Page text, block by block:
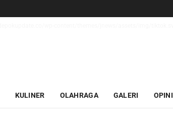
KULINER OLAHRAGA GALERI OPINI